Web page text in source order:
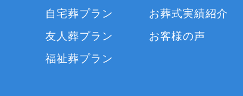
自宅葬プラン
友人葬プラン
福祉葬プラン
お葬式実績紹介
お客様の声